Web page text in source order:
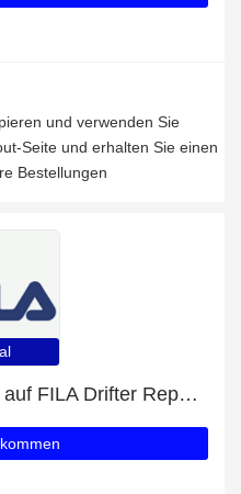
und verwenden Sie
Seite und erhalten Sie einen
Bestellungen
Erhalten Sie 10% Rabatt auf FILA Drifter Repeat Wmn red